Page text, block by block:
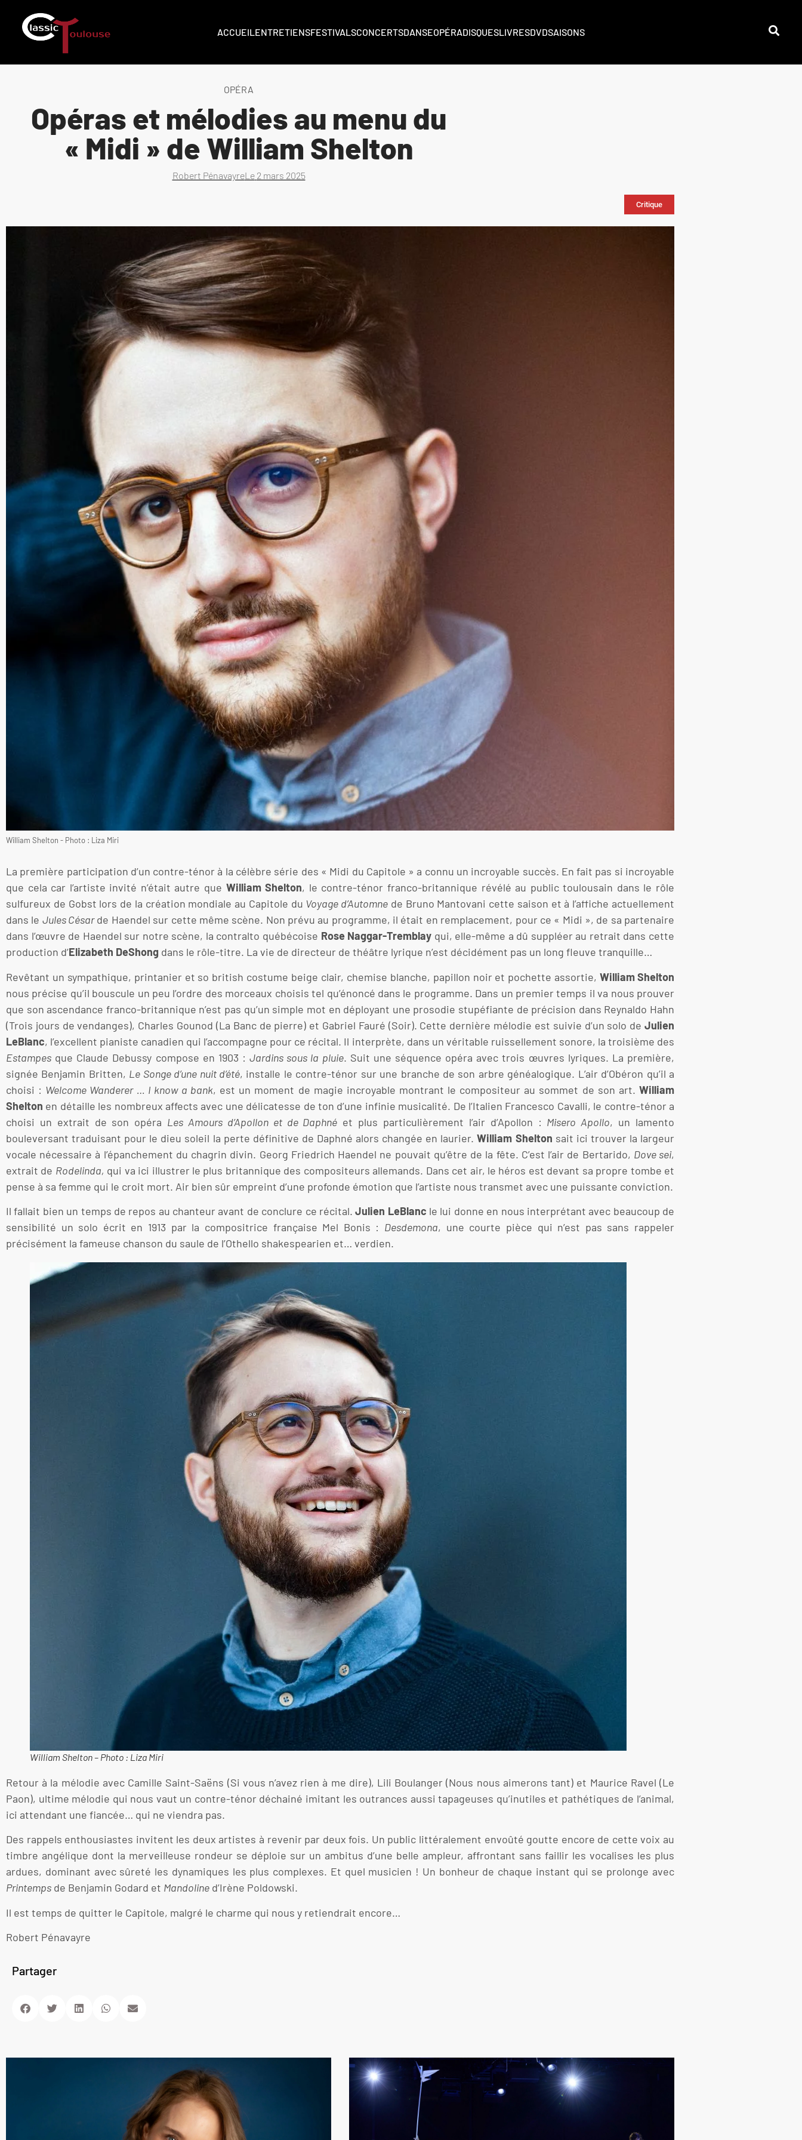
ACCUEILENTRETIENSFESTIVALSCONCERTSDANSEOPÉRADISQUESLIVRESDVDSAISONS
OPÉRA
Opéras et mélodies au menu du
« Midi » de William Shelton
Robert PénavayreLe 2 mars 2025
Critique
William Shelton - Photo : Liza Miri
La première participation d’un contre-ténor à la célèbre série des « Midi du Capitole » a connu un incroyable succès. En fait pas si incroyable
que cela car l’artiste invité n’était autre que William Shelton, le contre-ténor franco-britannique révélé au public toulousain dans le rôle
sulfureux de Gobst lors de la création mondiale au Capitole du Voyage d’Automne de Bruno Mantovani cette saison et à l’affiche actuellement
dans le Jules Césarde Haendel sur cette même scène. Non prévu au programme, il était en remplacement, pour ce « Midi », de sa partenaire
dans l’œuvre de Haendel sur notre scène, la contralto québécoise Rose Naggar-Tremblay qui, elle-même a dû suppléer au retrait dans cette
production d’Elizabeth DeShong dans le rôle-titre. La vie de directeur de théâtre lyrique n’est décidément pas un long fleuve tranquille…
Revêtant un sympathique, printanier et so british costume beige clair, chemise blanche, papillon noir et pochette assortie,WilliamShelton
nous précise qu’il bouscule un peu l’ordre des morceaux choisis tel qu’énoncé dans le programme. Dans un premier temps il va nous prouver
que son ascendance franco-britannique n’est pas qu’un simple mot en déployant une prosodie stupéfiante de précision dans Reynaldo Hahn
(Trois jours de vendanges), Charles Gounod (La Banc de pierre) et Gabriel Fauré (Soir). Cette dernière mélodie est suivie d’un solo de Julien
LeBlanc, l’excellent pianiste canadien qui l’accompagne pour ce récital. Il interprète, dans un véritable ruissellement sonore, la troisième des
Estampes que Claude Debussy compose en 1903 :Jardins sous la pluie. Suit une séquence opéra avec trois œuvres lyriques. La première,
signée Benjamin Britten, Le Songe d’une nuit d’été, installe le contre-ténor sur une branche de son arbre généalogique. L’air d’Obéron qu’il a
choisi : Welcome Wanderer … I know a bank, est un moment de magie incroyable montrant le compositeur au sommet de son art.William
Shelton en détaille les nombreux affects avec une délicatesse de ton d’une infinie musicalité. De l’Italien Francesco Cavalli, le contre-ténor a
choisi un extrait de son opéra Les Amours d’Apollon et de Daphné et plus particulièrement l’air d’Apollon : Misero Apollo, un lamento
bouleversant traduisant pour le dieu soleil la perte définitive de Daphné alors changée en laurier.William Shelton sait ici trouver la largeur
vocale nécessaire à l’épanchement du chagrin divin. Georg Friedrich Haendel ne pouvait qu’être de la fête. C’est l’air de Bertarido, Dove sei,
extrait de Rodelinda, qui va ici illustrer le plus britannique des compositeurs allemands. Dans cet air, le héros est devant sa propre tombe et
pense à sa femme qui le croit mort. Air bien sûr empreint d’une profonde émotion que l’artiste nous transmet avec une puissante conviction.
Il fallait bien un temps de repos au chanteur avant de conclure ce récital.Julien LeBlanc le lui donne en nous interprétant avec beaucoup de
sensibilité un solo écrit en 1913 par la compositrice française Mel Bonis : Desdemona, une courte pièce qui n’est pas sans rappeler
précisément la fameuse chanson du saule de l’Othello shakespearien et… verdien.
William Shelton – Photo : Liza Miri
Retour à la mélodie avec Camille Saint-Saëns (Si vous n’avez rien à me dire), Lili Boulanger (Nous nous aimerons tant) et Maurice Ravel (Le
Paon), ultime mélodie qui nous vaut un contre-ténor déchainé imitant les outrances aussi tapageuses qu’inutiles et pathétiques de l’animal,
ici attendant une fiancée… qui ne viendra pas.
Des rappels enthousiastes invitent les deux artistes à revenir par deux fois. Un public littéralement envoûté goutte encore de cette voix au
timbre angélique dont la merveilleuse rondeur se déploie sur un ambitus d’une belle ampleur, affrontant sans faillir les vocalises les plus
ardues, dominant avec sûreté les dynamiques les plus complexes. Et quel musicien ! Un bonheur de chaque instant qui se prolonge avec
Printemps de Benjamin Godard et Mandoline d’Irène Poldowski.
Il est temps de quitter le Capitole, malgré le charme qui nous y retiendrait encore…
Robert Pénavayre
Partager